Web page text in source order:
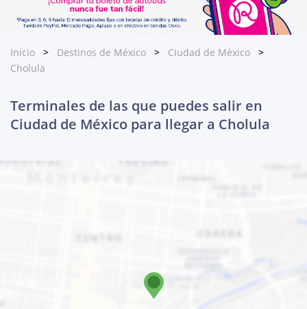
Inicio Destinos de México
Ciudad de México
Cholula
Terminales de las que puedes salir en
Ciudad de México para llegar a Cholula